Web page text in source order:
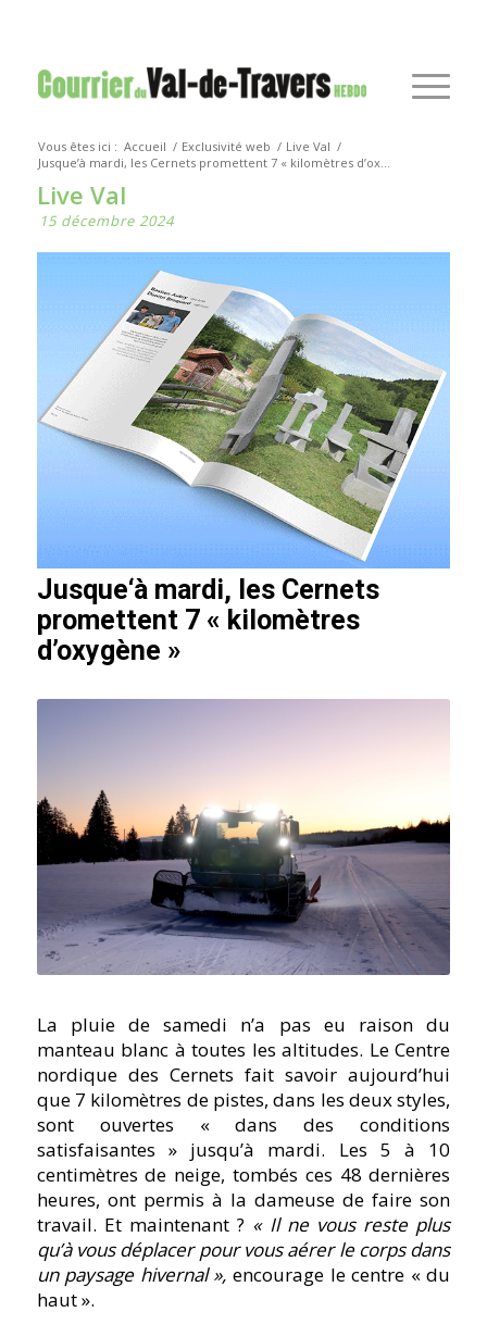
Vous êtes ici : Accueil / Exclusivité web / Live Val /
Jusque’à mardi, les Cernets promettent 7 « kilomètres d’ox...
Live Val
15 décembre 2024
Jusque‘à mardi, les Cernets
promettent 7 « kilomètres
d’oxygène »
La pluie de samedi n’a pas eu raison du
manteau blanc à toutes les altitudes. Le Centre
nordique des Cernets fait savoir aujourd’hui
que 7 kilomètres de pistes, dans les deux styles,
sont ouvertes « dans des conditions
satisfaisantes » jusqu’à mardi. Les 5 à 10
centimètres de neige, tombés ces 48 dernières
heures, ont permis à la dameuse de faire son
travail. Et maintenant ? « Il ne vous reste plus
qu’à vous déplacer pour vous aérer le corps dans
un paysage hivernal », encourage le centre « du
haut ».